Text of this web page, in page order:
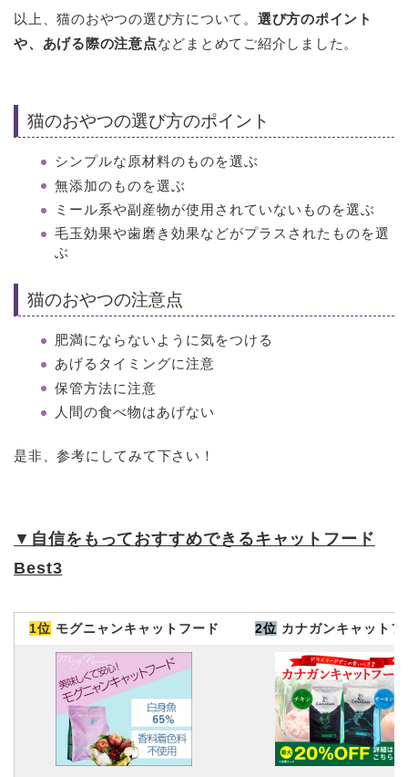
以上、猫のおやつの選び方について。 選び方のポイント
や、あげる際の注意点などまとめてご紹介しました。
猫のおやつの選び方のポイント
シンプルな原材料のものを選ぶ
無添加のものを選ぶ
ミール系や副産物が使用されていないものを選ぶ
毛玉効果や歯磨き効果などがプラスされたものを選
ぶ
猫のおやつの注意点
肥満にならないように気をつける
あげるタイミングに注意
保管方法に注意
人間の食べ物はあげない
是非、参考にしてみて下さい！
▼ 自信をもっておすすめできるキャットフード
Best3
1位 モグニャンキャットフード 2位 カナガンキャットフ